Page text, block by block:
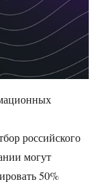
российского
могут
50%